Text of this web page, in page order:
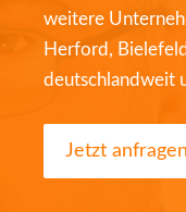
weitere
Herford,
deutschlandweit
Jetzt anfragen